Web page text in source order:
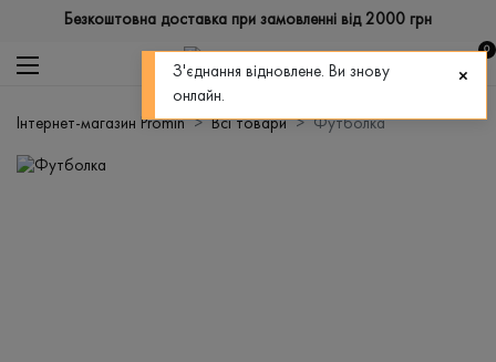
Безкоштовна доставка при замовленні від 2000 грн
0
Інтернет-магазин Promin Всі товари Футболка
З'єднання відновлене. Ви знову
онлайн.